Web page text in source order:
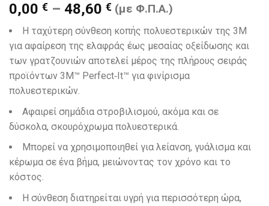
0,00 € – 48,60 € (με Φ.Π.Α.)
Η ταχύτερη σύνθεση κοπής πολυεστερικών της 3M
για αφαίρεση της ελαφράς έως μεσαίας οξείδωσης και
των γρατζουνιών αποτελεί μέρος της πλήρους σειράς
προϊόντων 3M™ Perfect‐It™ για φινίρισμα
πολυεστερικών.
Αφαιρεί σημάδια στροβιλισμού, ακόμα και σε
δύσκολα, σκουρόχρωμα πολυεστερικά.
Μπορεί να χρησιμοποιηθεί για λείανση, γυάλισμα και
κέρωμα σε ένα βήμα, μειώνοντας τον χρόνο και το
κόστος.
Η σύνθεση διατηρείται υγρή για περισσότερη ώρα,